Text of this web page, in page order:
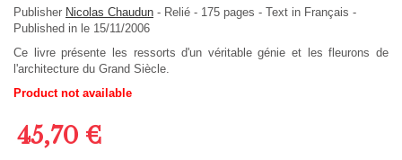
Publisher Nicolas Chaudun - Relié - 175 pages - Text in Français -
Published in le 15/11/2006
Ce livre présente les ressorts d'un véritable génie et les fleurons de
l'architecture du Grand Siècle.
Product not available
45,70 €